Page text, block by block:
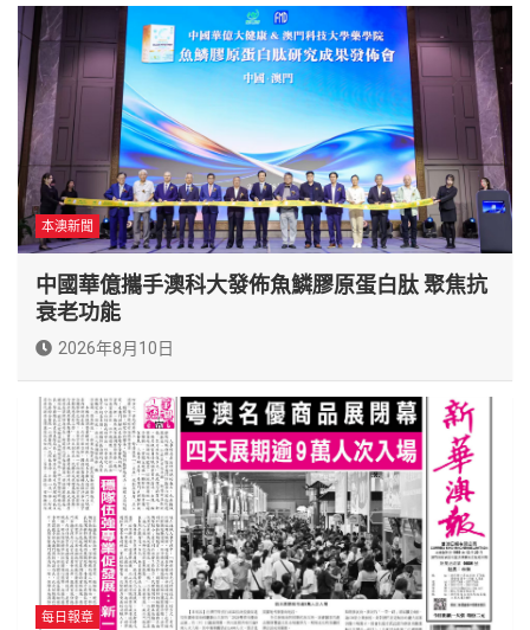
本澳新聞
中國華億攜手澳科大發佈魚鱗膠原蛋白肽 聚焦抗
衰老功能
2026年8月10日
每日報章